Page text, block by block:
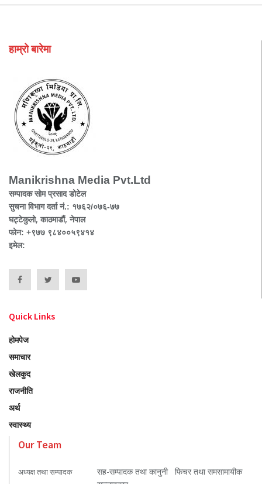
हाम्रो बारेमा
Manikrishna Media Pvt.Ltd
सम्पादक सोम प्रसाद डोटेल
सुचना विभाग दर्ता नं.: १७६२/०७६-७७
घट्टेकुलो, काठमाडौं, नेपाल
फोन: +९७७ ९८४००५९४१४
इमेल:
Quick Links
होमपेज
समाचार
खेलकुद
राजनीति
अर्थ
स्वास्थ्य
Our Team
अध्यक्ष तथा सम्पादक
सह-सम्पादक तथा कानुनी
फिचर तथा समसामायीक